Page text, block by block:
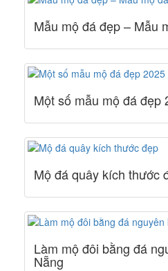
Mẫu mộ đá đẹp – Mẫu
Một số mẫu mộ đá đẹp
Mộ đá quây kích thước
Làm mộ đôi bằng đá
Nẵng